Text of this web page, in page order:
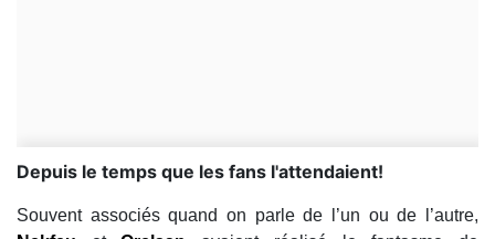
Depuis le temps que les fans l'attendaient!
Souvent associés quand on parle de l’un ou de l’autre,